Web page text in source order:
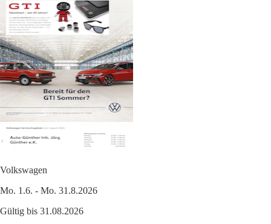
Volkswagen
Mo. 1.6. - Mo. 31.8.2026
Gültig bis 31.08.2026